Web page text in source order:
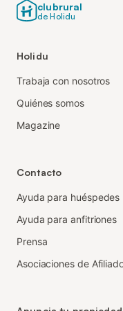
clubrural
de Holidu
Holidu
Trabaja con nosotros
Quiénes somos
Magazine
Contacto
Ayuda para huéspedes
Ayuda para anfitriones
Prensa
Asociaciones de